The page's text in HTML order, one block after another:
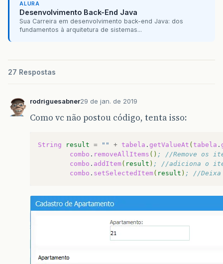
ALURA
Desenvolvimento Back-End Java
Sua Carreira em desenvolvimento back-end Java: dos
fundamentos à arquitetura de sistemas...
27 Respostas
rodriguesabner29 de jan. de 2019
Como vc não postou código, tenta isso:
String result = "" + tabela . getValueAt (tabela .
combo . removeAllItems () ; //Remove os
combo . addItem( result ) ; //adiciona o
combo . setSelectedItem( result ) ; //Deixa